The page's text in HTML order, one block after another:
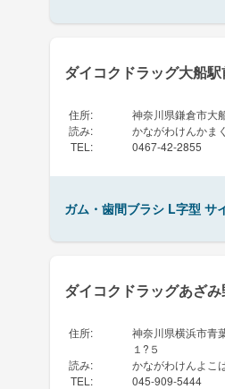
ダイコクドラッグ大船
住所:
神奈川県鎌倉市大
読み:
かながわけんかま
TEL : 0467-42-2855
ガム・歯間ブラシ L字型 サ
ダイコクドラッグあざ
住所:
神奈川県横浜市青
１?５
読み:
かながわけんよこ
TEL : 045-909-5444